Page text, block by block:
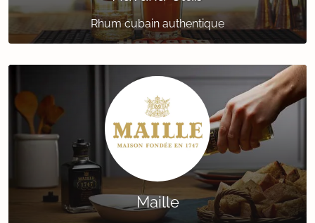
Rhum cubain authentique
Maille